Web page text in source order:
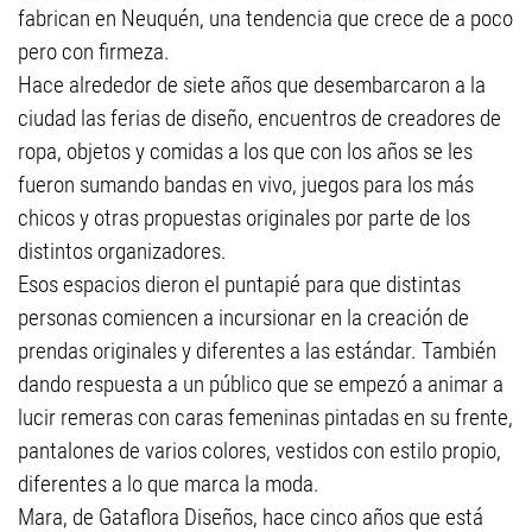
fabrican en Neuquén, una tendencia que crece de a poco
pero con firmeza.
Hace alrededor de siete años que desembarcaron a la
ciudad las ferias de diseño, encuentros de creadores de
ropa, objetos y comidas a los que con los años se les
fueron sumando bandas en vivo, juegos para los más
chicos y otras propuestas originales por parte de los
distintos organizadores.
Esos espacios dieron el puntapié para que distintas
personas comiencen a incursionar en la creación de
prendas originales y diferentes a las estándar. También
dando respuesta a un público que se empezó a animar a
lucir remeras con caras femeninas pintadas en su frente,
pantalones de varios colores, vestidos con estilo propio,
diferentes a lo que marca la moda.
Mara, de Gataflora Diseños, hace cinco años que está